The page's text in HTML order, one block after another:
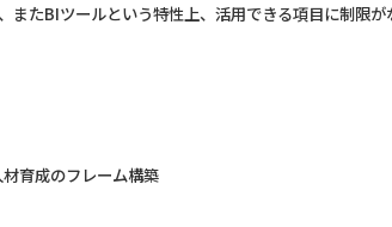
またBIツールという特性上、活用できる項目に制限
育成のフレーム構築